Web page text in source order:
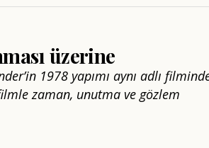
üzerine
1978 yapımı aynı adlı
zaman, unutma ve gözlem